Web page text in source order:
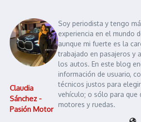
Claudia
Sánchez -
Pasión Motor
Soy periodista y tengo
experiencia en el mundo
aunque mi fuerte es la
trabajado en pasajeros y
los autos. En este blog
información de usuario,
técnicos justos para
vehículo; o sólo para que
motores y ruedas.